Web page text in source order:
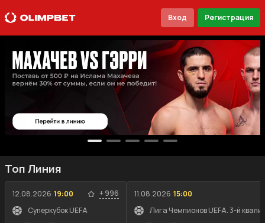
Вход Регистрация
Топ Линия
12.08.2026 19:00 +996
Суперкубок UEFA
11.08.2026 15:00
Лига Чемпионов UEFA. 3-й